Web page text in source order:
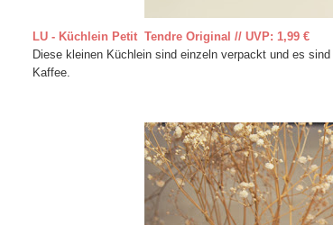
LU - Küchlein Petit Tendre Original // UVP: 1,99 €
Diese kleinen Küchlein sind einzeln verpackt und es
Kaffee.